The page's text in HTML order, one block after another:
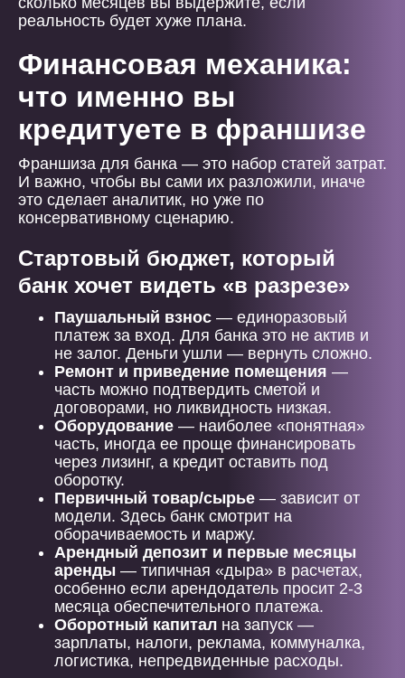
реальность будет хуже плана.
Финансовая механика:
что именно вы
кредитуете в франшизе
Франшиза для банка — это набор статей затрат.
И важно, чтобы вы сами их разложили, иначе
это сделает аналитик, но уже по
консервативному сценарию.
Стартовый бюджет, который
банк хочет видеть «в разрезе»
Паушальный взнос — единоразовый
платеж за вход. Для банка это не актив и
не залог. Деньги ушли — вернуть сложно.
Ремонт и приведение помещения —
часть можно подтвердить сметой и
договорами, но ликвидность низкая.
Оборудование — наиболее «понятная»
часть, иногда ее проще финансировать
через лизинг, а кредит оставить под
оборотку.
Первичный товар/сырье — зависит от
модели. Здесь банк смотрит на
оборачиваемость и маржу.
Арендный депозит и первые месяцы
аренды — типичная «дыра» в расчетах,
особенно если арендодатель просит 2-3
месяца обеспечительного платежа.
Оборотный капитал на запуск —
зарплаты, налоги, реклама, коммуналка,
логистика, непредвиденные расходы.